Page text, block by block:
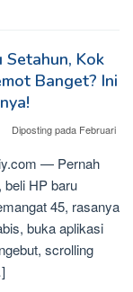
Setahun, Kok
Banget? Ini
Diposting pada Februari
— Pernah
beli HP baru
45, rasanya
buka aplikasi
scrolling